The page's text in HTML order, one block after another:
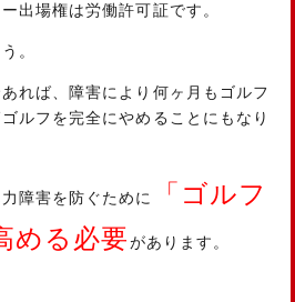
出場権は労働許可証です。
。
れば、障害により何ヶ月もゴルフ
ルフを完全にやめることにもなり
障害を防ぐために
「ゴルフ
める必要があります。